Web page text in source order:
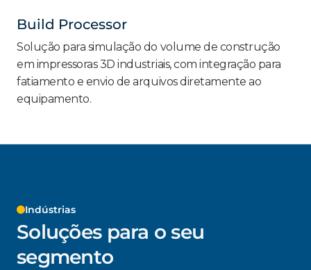
Build Processor
Solução para simulação do volume de construção
em impressoras 3D industriais, com integração para
fatiamento e envio de arquivos diretamente ao
equipamento.
Indústrias
Soluções para o seu
segmento